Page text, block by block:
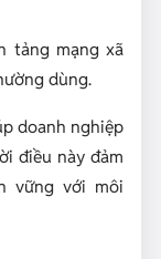
tảng mạng xã
dùng.
doanh nghiệp
điều này đảm
vững với môi